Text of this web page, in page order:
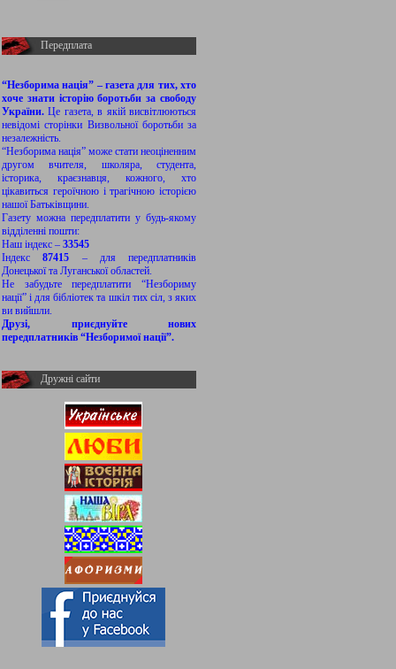
Передплата
“Незборима нація” – газета для тих, хто
хоче знати історію боротьби за свободу
України.Це газета, в якій висвітлюються
невідомі сторінки Визвольної боротьби за
незалежність.
“Незборима нація” може стати неоціненним
другом вчителя, школяра, студента,
історика, краєзнавця, кожного, хто
цікавиться героїчною і трагічною історією
нашої Батьківщини.
Газету можна передплатити у будь-якому
відділенні пошти:
Наш індекс – 33545
Індекс87415 – для передплатників
Донецької та Луганської областей.
Не забудьте передплатити “Незбориму
нації” і для бібліотек та шкіл тих сіл, з яких
ви вийшли.
Друзі, приєднуйте нових
передплатників “Незборимої нації”.
Дружні сайти